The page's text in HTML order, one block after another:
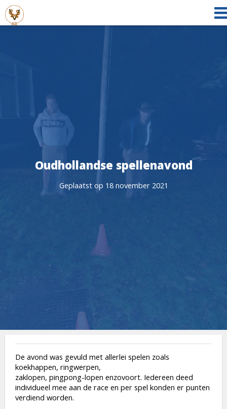
Oudhollandse spellenavond
Geplaatst op 18 november 2021
De avond was gevuld met allerlei spelen zoals
koekhappen, ringwerpen,
zaklopen, pingpong-lopen enzovoort. Iedereen deed
individueel mee aan de race en per spel konden er punten
verdiend worden.